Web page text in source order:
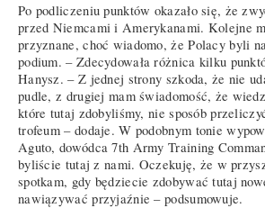
Po podliczeniu punktów okazało się, że
przed Niemcami i Amerykanami. Kolejne
przyznane, choć wiadomo, że Polacy byli
podium. – Zdecydowała różnica kilku
Hanysz. – Z jednej strony szkoda, że nie
pudle, z drugiej mam świadomość, że
które tutaj zdobyliśmy, nie sposób
trofeum – dodaje. W podobnym tonie
Aguto, dowódca 7th Army Training
byliście tutaj z nami. Oczekuję, że w
spotkam, gdy będziecie zdobywać tutaj
nawiązywać przyjaźnie – podsumowuje.